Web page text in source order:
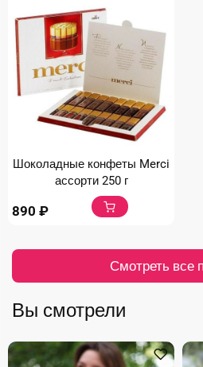
Шоколадные конфеты Merci
ассорти 250 г
890 ₽
Смотреть все
Вы смотрели